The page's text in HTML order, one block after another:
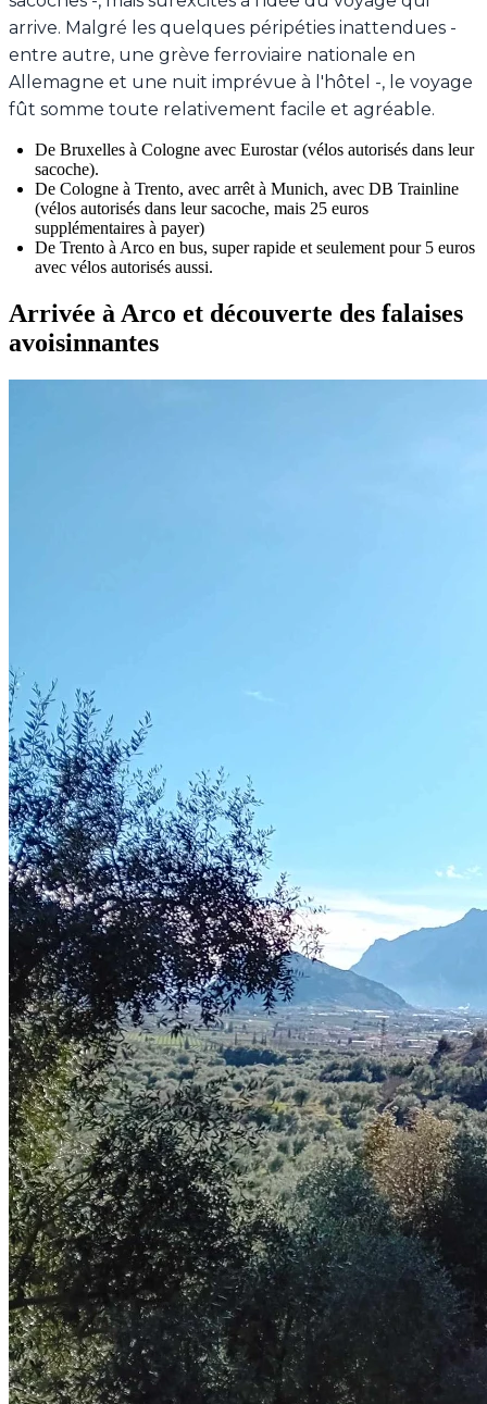
arrive. Malgré les quelques péripéties inattendues -
entre autre, une grève ferroviaire nationale en
Allemagne et une nuit imprévue à l'hôtel -, le voyage
fût somme toute relativement facile et agréable.
De Bruxelles à Cologne avec Eurostar (vélos autorisés dans leur
sacoche).
De Cologne à Trento, avec arrêt à Munich, avec DB Trainline
(vélos autorisés dans leur sacoche, mais 25 euros
supplémentaires à payer)
De Trento à Arco en bus, super rapide et seulement pour 5 euros
avec vélos autorisés aussi.
Arrivée à Arco et découverte des falaises
avoisinnantes